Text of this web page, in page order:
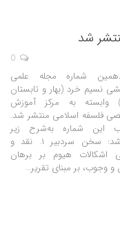
شد
شماره مجله علمی
نسیم خرد (بهار و تابستان
وابسته به مرکز آموزش
فلسفه اسلامی منتشر شد.
این شماره به‌شرح زیر
می‌باشد: سخن سردبیر ۱. نقد و
اشکالات هیوم بر برهان
و وجوب، بر مبنای تقریر…